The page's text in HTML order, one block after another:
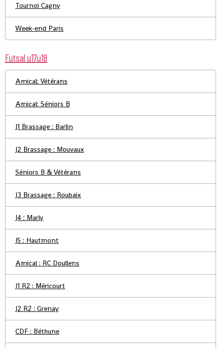
Tournoi Cagny
Week-end Paris
Futsal u17u18
Amical: Vétérans
Amical: Séniors B
J1 Brassage : Barlin
J2 Brassage : Mouvaux
Séniors B & Vétérans
J3 Brassage : Roubaix
J4 : Marly
J5 : Hautmont
Amical : RC Doullens
J1 R2 : Méricourt
J2 R2 : Grenay
CDF : Béthune